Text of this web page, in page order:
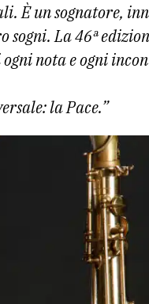
È un sognatore,
sogni. La 46ª
nota e ogni
la Pace.”